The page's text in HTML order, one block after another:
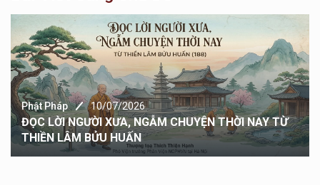
Phật Pháp 10/07/2026
ĐỌC LỜI NGƯỜI XƯA, NGẪM CHUYỆN THỜI NAY TỪ
THIỀN LÂM BỬU HUẤN